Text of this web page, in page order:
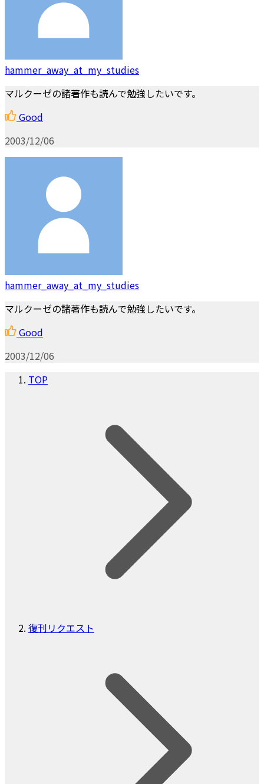
hammer_away_at_my_studies
マルクーゼの諸著作も読んで勉強したいです。
Good
2003/12/06
hammer_away_at_my_studies
マルクーゼの諸著作も読んで勉強したいです。
Good
2003/12/06
TOP
復刊リクエスト